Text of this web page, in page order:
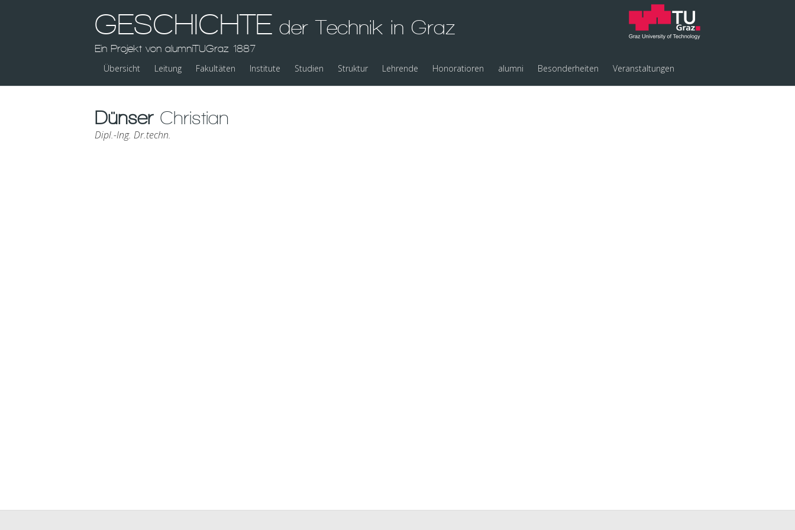
GESCHICHTE der Technik in Graz
Ein Projekt von alumniTUGraz 1887
Übersicht Leitung Fakultäten Institute Studien Struktur Lehrende Honoratioren alumni Besonderheiten Veranstaltungen
DünserChristian
Dipl.-Ing. Dr.techn.